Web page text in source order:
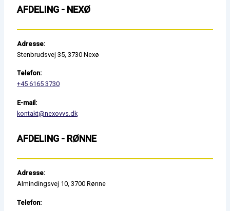
AFDELING - NEXØ
Adresse:
Stenbrudsvej 35, 3730 Nexø
Telefon:
+45 6165 3730
E-mail:
kontakt@nexovvs.dk
AFDELING - RØNNE
Adresse:
Almindingsvej 10, 3700 Rønne
Telefon: